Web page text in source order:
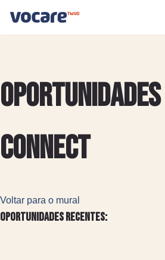
Pular
Connect
Voltar para o mural
Oportunidades recentes: